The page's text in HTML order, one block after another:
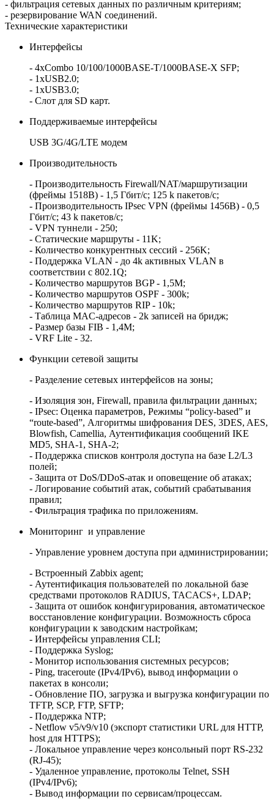
- фильтрация сетевых данных по различным критериям;
- резервирование WAN соединений.
Технические характеристики
Интерфейсы
- 4хCombo 10/100/1000BASE-T/1000BASE-X SFP;
- 1хUSB2.0;
- 1хUSB3.0;
- Слот для SD карт.
Поддерживаемые интерфейсы
USB 3G/4G/LTE модем
Производительность
- Производительность Firewall/NAT/маршрутизации
(фреймы 1518B) - 1,5 Гбит/c; 125 k пакетов/c;
- Производительность IPsec VPN (фреймы 1456B) - 0,5
Гбит/c; 43 k пакетов/c;
- VPN туннели - 250;
- Статические маршруты - 11K;
- Количество конкурентных сессий - 256K;
- Поддержка VLAN - до 4k активных VLAN в
соответствии с 802.1Q;
- Количество маршрутов BGP - 1,5M;
- Количество маршрутов OSPF - 300k;
- Количество маршрутов RIP - 10k;
- Таблица MAC-адресов - 2k записей на бридж;
- Размер базы FIB - 1,4M;
- VRF Lite - 32.
Функции сетевой защиты
- Разделение сетевых интерфейсов на зоны;
- Изоляция зон, Firewall, правила фильтрации данных;
- IPsec: Оценка параметров, Режимы “policy-based” и
“route-based”, Алгоритмы шифрования DES, 3DES, AES,
Blowfish, Camellia, Аутентификация сообщений IKE
MD5, SHA-1, SHA-2;
- Поддержка списков контроля доступа на базе L2/L3
полей;
- Защита от DoS/DDoS-атак и оповещение об атаках;
- Логирование событий атак, событий срабатывания
правил;
- Фильтрация трафика по приложениям.
Мониторинг и управление
- Управление уровнем доступа при администрировании;
- Встроенный Zabbix agent;
- Аутентификация пользователей по локальной базе
средствами протоколов RADIUS, TACACS+, LDAP;
- Защита от ошибок конфигурирования, автоматическое
восстановление конфигурации. Возможность сброса
конфигурации к заводским настройкам;
- Интерфейсы управления CLI;
- Поддержка Syslog;
- Монитор использования системных ресурсов;
- Ping, traceroute (IPv4/IPv6), вывод информации о
пакетах в консоли;
- Обновление ПО, загрузка и выгрузка конфигурации по
TFTP, SCP, FTP, SFTP;
- Поддержка NTP;
- Netflow v5/v9/v10 (экспорт статистики URL для HTTP,
host для HTTPS);
- Локальное управление через консольный порт RS-232
(RJ-45);
- Удаленное управление, протоколы Telnet, SSH
(IPv4/IPv6);
- Вывод информации по сервисам/процессам.